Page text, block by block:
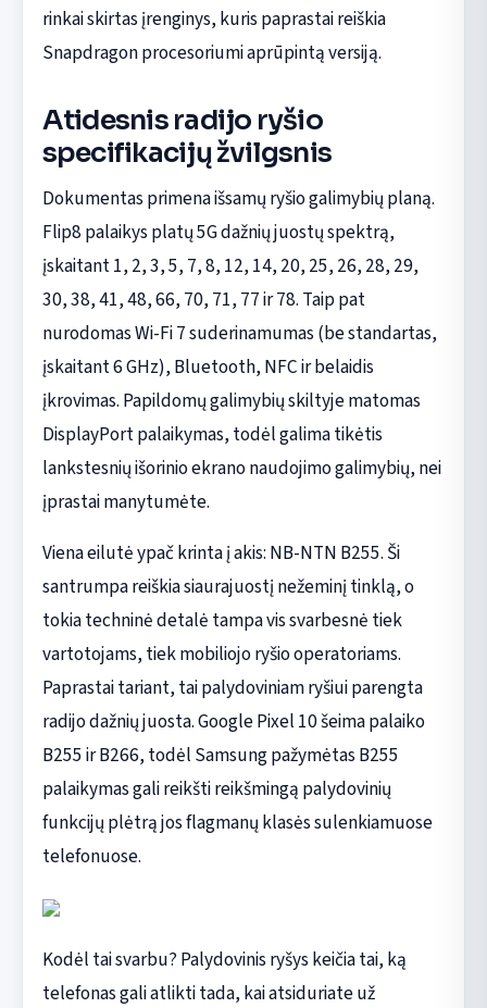
rinkai skirtas įrenginys, kuris paprastai reiškia
Snapdragon procesoriumi aprūpintą versiją.
Atidesnis radijo ryšio
specifikacijų žvilgsnis
Dokumentas primena išsamų ryšio galimybių planą.
Flip8 palaikys platų 5G dažnių juostų spektrą,
įskaitant 1, 2, 3, 5, 7, 8, 12, 14, 20, 25, 26, 28, 29,
30, 38, 41, 48, 66, 70, 71, 77 ir 78. Taip pat
nurodomas Wi-Fi 7 suderinamumas (be standartas,
įskaitant 6 GHz), Bluetooth, NFC ir belaidis
įkrovimas. Papildomų galimybių skiltyje matomas
DisplayPort palaikymas, todėl galima tikėtis
lankstesnių išorinio ekrano naudojimo galimybių, nei
įprastai manytumėte.
Viena eilutė ypač krinta į akis: NB-NTN B255. Ši
santrumpa reiškia siaurajuostį nežeminį tinklą, o
tokia techninė detalė tampa vis svarbesnė tiek
vartotojams, tiek mobiliojo ryšio operatoriams.
Paprastai tariant, tai palydoviniam ryšiui parengta
radijo dažnių juosta. Google Pixel 10 šeima palaiko
B255 ir B266, todėl Samsung pažymėtas B255
palaikymas gali reikšti reikšmingą palydovinių
funkcijų plėtrą jos flagmanų klasės sulenkiamuose
telefonuose.
Kodėl tai svarbu? Palydovinis ryšys keičia tai, ką
telefonas gali atlikti tada, kai atsiduriate už